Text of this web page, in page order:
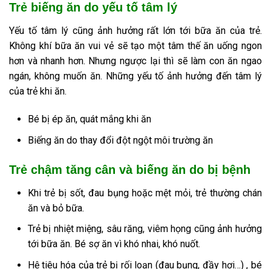
Trẻ biếng ăn do yếu tố tâm lý
Yếu tố tâm lý cũng ảnh hưởng rất lớn tới bữa ăn của trẻ.
Không khí bữa ăn vui vẻ sẽ tạo một tâm thế ăn uống ngon
hơn và nhanh hơn. Nhưng ngược lại thì sẽ làm con ăn ngao
ngán, không muốn ăn. Những yếu tố ảnh hưởng đến tâm lý
của trẻ khi ăn.
Bé bị ép ăn, quát mắng khi ăn
Biếng ăn do thay đổi đột ngột môi trường ăn
Trẻ chậm tăng cân và biếng ăn do bị bệnh
Khi trẻ bị sốt, đau bụng hoặc mệt mỏi, trẻ thường chán
ăn và bỏ bữa.
Trẻ bị nhiệt miệng, sâu răng, viêm họng cũng ảnh hưởng
tới bữa ăn. Bé sợ ăn vì khó nhai, khó nuốt.
Hệ tiêu hóa của trẻ bị rối loạn (đau bụng, đầy hơi…) , bé